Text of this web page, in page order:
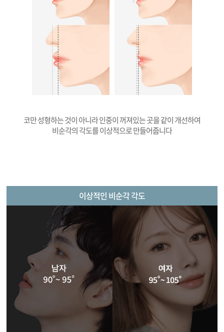
코만 성형하는 것이 아니라 인중이 꺼져있는 곳을 같이 개선하여
비순각의 각도를 이상적으로 만들어줍니다
이상적인 비순각 각도